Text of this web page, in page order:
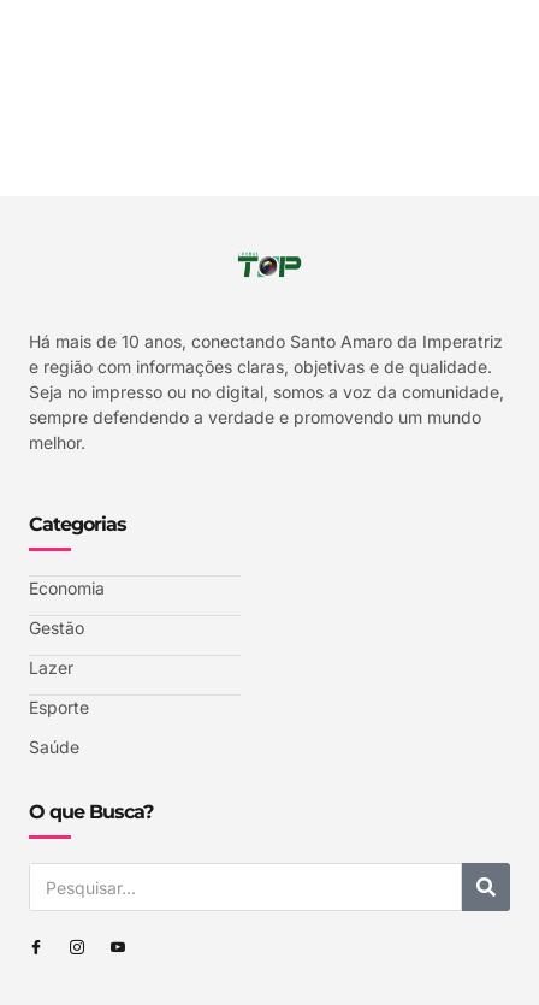
Há mais de 10 anos, conectando Santo Amaro da Imperatriz
e região com informações claras, objetivas e de qualidade.
Seja no impresso ou no digital, somos a voz da comunidade,
sempre defendendo a verdade e promovendo um mundo
melhor.
Categorias
Economia
Gestão
Lazer
Esporte
Saúde
O que Busca?